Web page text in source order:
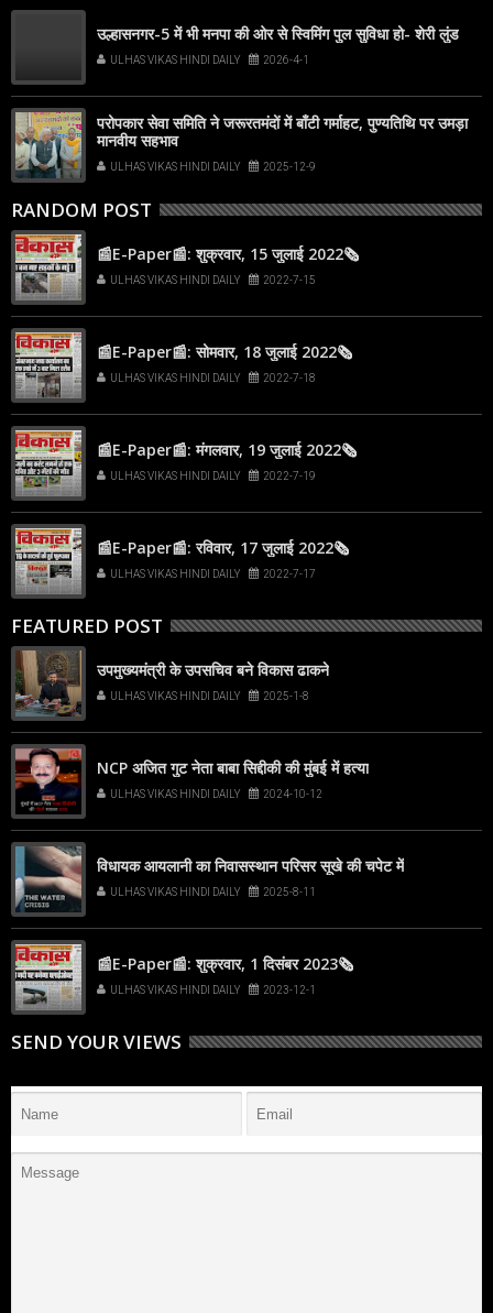
उल्हासनगर-5 में भी मनपा की ओर से स्विमिंग पुल सुविधा हो- शेरी लुंड
ULHAS VIKAS HINDI DAILY 2026-4-1
परोपकार सेवा समिति ने जरूरतमंदों में बाँटी गर्माहट, पुण्यतिथि पर उमड़ा
मानवीय सहभाव
ULHAS VIKAS HINDI DAILY 2025-12-9
RANDOM POST
📰E-Paper📰: शुक्रवार, 15 जुलाई 2022🗞
ULHAS VIKAS HINDI DAILY 2022-7-15
📰E-Paper📰: सोमवार, 18 जुलाई 2022🗞
ULHAS VIKAS HINDI DAILY 2022-7-18
📰E-Paper📰: मंगलवार, 19 जुलाई 2022🗞
ULHAS VIKAS HINDI DAILY 2022-7-19
📰E-Paper📰: रविवार, 17 जुलाई 2022🗞
ULHAS VIKAS HINDI DAILY 2022-7-17
FEATURED POST
उपमुख्यमंत्री के उपसचिव बने विकास ढाकने
ULHAS VIKAS HINDI DAILY 2025-1-8
NCP अजित गुट नेता बाबा सिद्दीकी की मुंबई में हत्या
ULHAS VIKAS HINDI DAILY 2024-10-12
विधायक आयलानी का निवासस्थान परिसर सूखे की चपेट में
ULHAS VIKAS HINDI DAILY 2025-8-11
📰E-Paper📰: शुक्रवार, 1 दिसंबर 2023🗞
ULHAS VIKAS HINDI DAILY 2023-12-1
SEND YOUR VIEWS